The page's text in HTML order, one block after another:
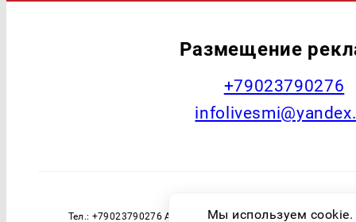
Размещение
+79023790276
Тел.: +79023790276 Адрес эл. почты:Мы используем